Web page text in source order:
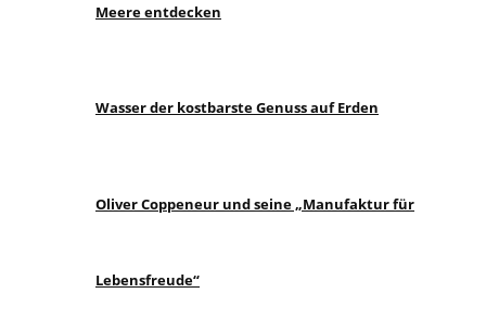
Meere entdecken
Wasser der kostbarste Genuss auf Erden
Oliver Coppeneur und seine „Manufaktur für
Lebensfreude“